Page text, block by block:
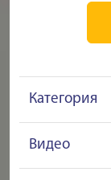
Категория
Видео